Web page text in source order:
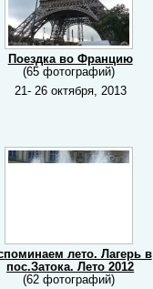
Поездка во Францию
(65 фотографий)
21- 26 октября, 2013
лето. Лагерь в
пос.Затока. Лето 2012
(62 фотографий)